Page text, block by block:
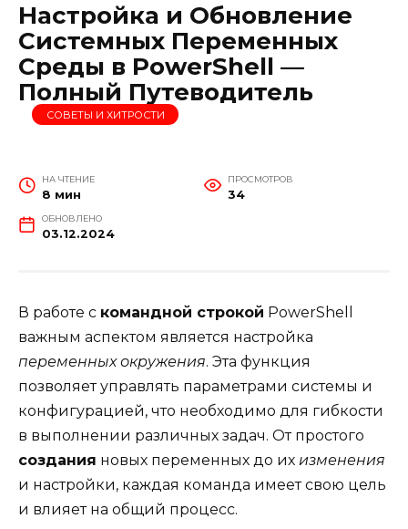
Настройка и Обновление
Системных Переменных
Среды в PowerShell —
Полный Путеводитель
СОВЕТЫ И ХИТРОСТИ
НА ЧТЕНИЕ
8 мин
ПРОСМОТРОВ
34
ОБНОВЛЕНО
03.12.2024
В работе с командной строкой PowerShell
важным аспектом является настройка
переменных окружения. Эта функция
позволяет управлять параметрами системы и
конфигурацией, что необходимо для гибкости
в выполнении различных задач. От простого
создания новых переменных до их изменения
и настройки, каждая команда имеет свою цель
и влияет на общий процесс.